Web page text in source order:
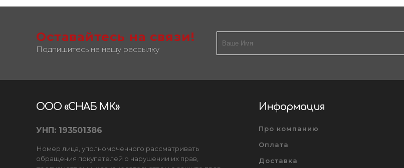
Оставайтесь на связи!
Подпишитесь на нашу рассылку
ООО «СНАБ МК»
УНП: 193501386
Номер лица, уполномоченного рассматривать
обращения покупателей о нарушении их прав,
Информация
Про компанию
Оплата
Доставка